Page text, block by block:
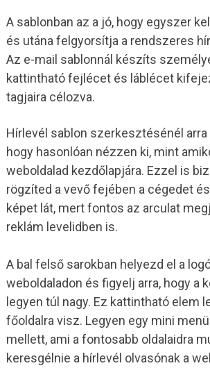
A sablonban az a jó, hogy egyszer
és utána felgyorsítja a rendszeres
Az e-mail sablonnál készíts
kattintható fejlécet és láblécet
tagjaira célozva.
Hírlevél sablon szerkesztésénél
hogy hasonlóan nézzen ki, mint
weboldalad kezdőlapjára. Ezzel is
rögzíted a vevő fejében a cégedet
képet lát, mert fontos az arculat
reklám levelidben is.
A bal felső sarokban helyezd el a
weboldaladon és figyelj arra, hogy a
legyen túl nagy. Ez kattintható elem
főoldalra visz. Legyen egy mini
mellett, ami a fontosabb oldalaidra
keresgélnie a hírlevél olvasónak a